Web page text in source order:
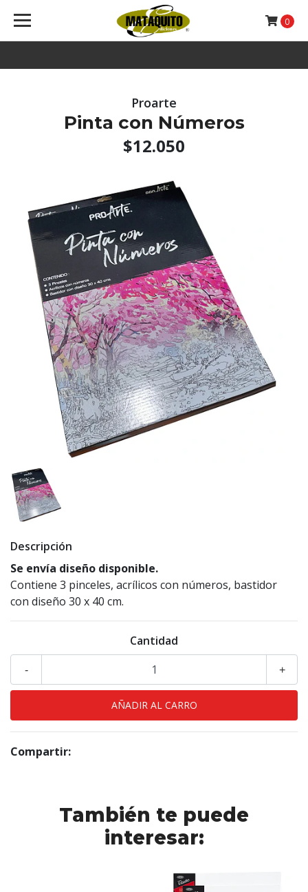
0
Proarte
Pinta con Números
$12.050
Descripción
Se envía diseño disponible.
Contiene 3 pinceles, acrílicos con números, bastidor
con diseño 30 x 40 cm.
Cantidad
+
-
Compartir:
También te puede
interesar: